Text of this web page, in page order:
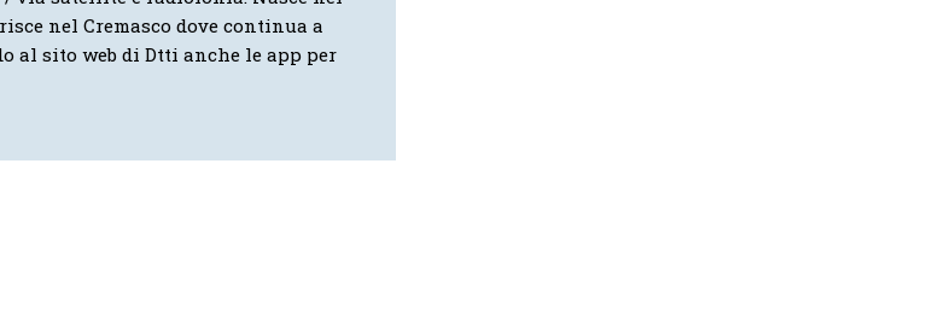
nel Cremasco dove continua a
al sito web di Dtti anche le app per